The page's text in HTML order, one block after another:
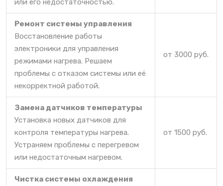
Ремонт системы управления
Восстановление работы
электроники для управления
режимами нагрева. Решаем
проблемы с отказом системы или её
некорректной работой.
от 3000 руб.
Замена датчиков температуры
Установка новых датчиков для
контроля температуры нагрева.
Устраняем проблемы с перегревом
или недостаточным нагревом.
от 1500 руб.
Чистка системы охлаждения